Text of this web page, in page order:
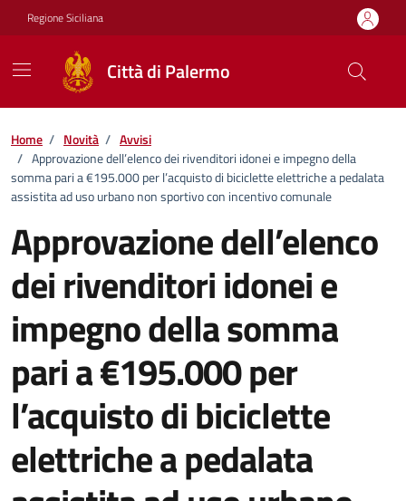
Vai ai contenuti
Vai al footer
Regione Siciliana
Città di Palermo
Home / Novità / Avvisi
/ Approvazione dell’elenco dei rivenditori idonei e impegno della
somma pari a €195.000 per l’acquisto di biciclette elettriche a pedalata
assistita ad uso urbano non sportivo con incentivo comunale
Approvazione dell’elenco
dei rivenditori idonei e
impegno della somma
pari a €195.000 per
l’acquisto di biciclette
elettriche a pedalata